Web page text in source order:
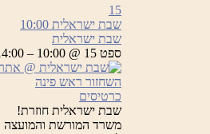
15
שבת ישראלית 10:00
שבת ישראלית
ספט 15 @ 10:00 – 14:00
כרטיסים
שבת ישראלית חוזרת!
משרד המורשת והמועצה